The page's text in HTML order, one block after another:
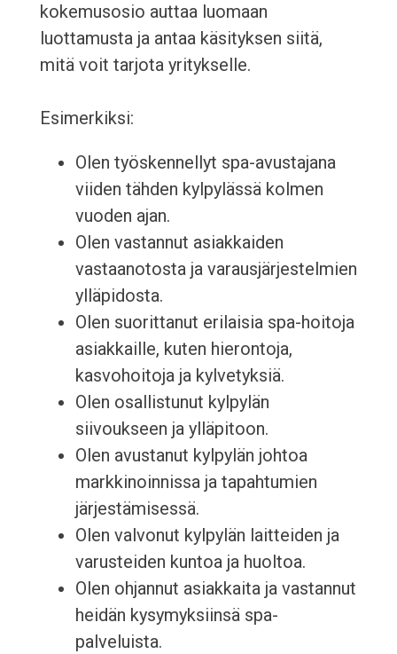
kokemusosio auttaa luomaan
luottamusta ja antaa käsityksen siitä,
mitä voit tarjota yritykselle.
Esimerkiksi:
Olen työskennellyt spa-avustajana
viiden tähden kylpylässä kolmen
vuoden ajan.
Olen vastannut asiakkaiden
vastaanotosta ja varausjärjestelmien
ylläpidosta.
Olen suorittanut erilaisia spa-hoitoja
asiakkaille, kuten hierontoja,
kasvohoitoja ja kylvetyksiä.
Olen osallistunut kylpylän
siivoukseen ja ylläpitoon.
Olen avustanut kylpylän johtoa
markkinoinnissa ja tapahtumien
järjestämisessä.
Olen valvonut kylpylän laitteiden ja
varusteiden kuntoa ja huoltoa.
Olen ohjannut asiakkaita ja vastannut
heidän kysymyksiinsä spa-
palveluista.